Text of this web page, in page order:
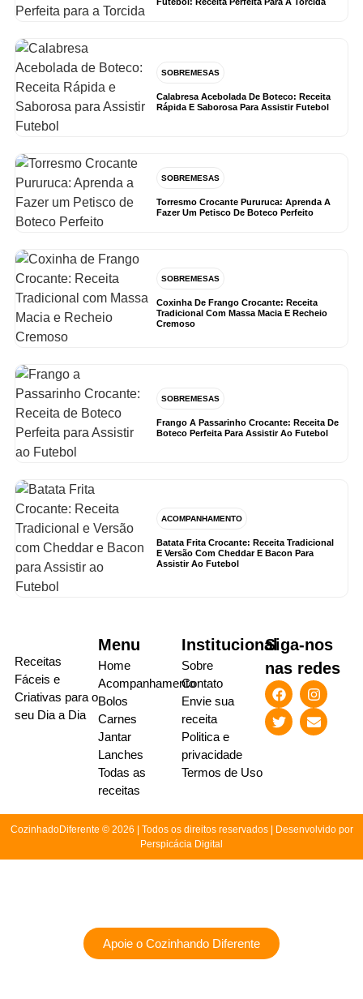
SOBREMESAS
Calabresa Acebolada De Boteco: Receita
Rápida E Saborosa Para Assistir Futebol
SOBREMESAS
Torresmo Crocante Pururuca: Aprenda A
Fazer Um Petisco De Boteco Perfeito
SOBREMESAS
Coxinha De Frango Crocante: Receita
Tradicional Com Massa Macia E Recheio
Cremoso
SOBREMESAS
Frango A Passarinho Crocante: Receita De
Boteco Perfeita Para Assistir Ao Futebol
ACOMPANHAMENTO
Batata Frita Crocante: Receita Tradicional
E Versão Com Cheddar E Bacon Para
Assistir Ao Futebol
Receitas
Fáceis e
Criativas para o
seu Dia a Dia
Menu
Home
Acompanhamento
Bolos
Carnes
Jantar
Lanches
Todas as
receitas
Institucional
Sobre
Contato
Envie sua
receita
Politica e
privacidade
Termos de Uso
Siga-nos
nas redes
CozinhadoDiferente © 2026 | Todos os direitos reservados | Desenvolvido por
Perspicácia Digital
Apoie o Cozinhando Diferente